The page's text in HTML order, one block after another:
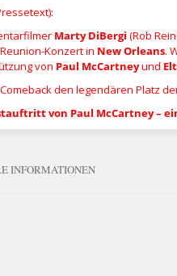
Marty DiBergi (Rob
Konzert in New Orleans.
von Paul McCartneyund
den legendären Platz
von Paul McCartney –
INFORMATIONEN